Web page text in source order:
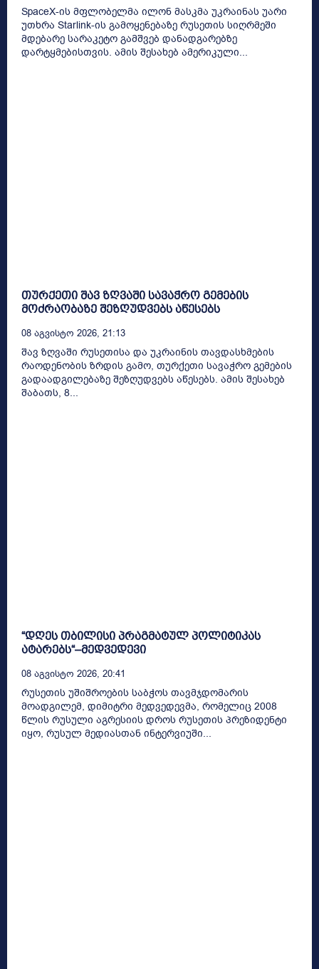
SpaceX-ის მფლობელმა ილონ მასკმა უკრაინას უარი
უთხრა Starlink-ის გამოყენებაზე რუსეთის სიღრმეში
მდებარე სარაკეტო გამშვებ დანადგარებზე
დარტყმებისთვის. ამის შესახებ ამერიკული...
თურქეთი შავ ზღვაში სავაჭრო გემების
მოძრაობაზე შეზღუდვებს აწესებს
08 Აგვისტო 2026, 21:13
შავ ზღვაში რუსეთისა და უკრაინის თავდასხმების
რაოდენობის ზრდის გამო, თურქეთი სავაჭრო გემების
გადაადგილებაზე შეზღუდვებს აწესებს. ამის შესახებ
შაბათს, 8...
“დღეს თბილისი პრაგმატულ პოლიტიკას
ატარებს“–მედვედევი
08 Აგვისტო 2026, 20:41
რუსეთის უშიშროების საბჭოს თავმჯდომარის
მოადგილემ, დიმიტრი მედვედევმა, რომელიც 2008
წლის რუსული აგრესიის დროს რუსეთის პრეზიდენტი
იყო, რუსულ მედიასთან ინტერვიუში...